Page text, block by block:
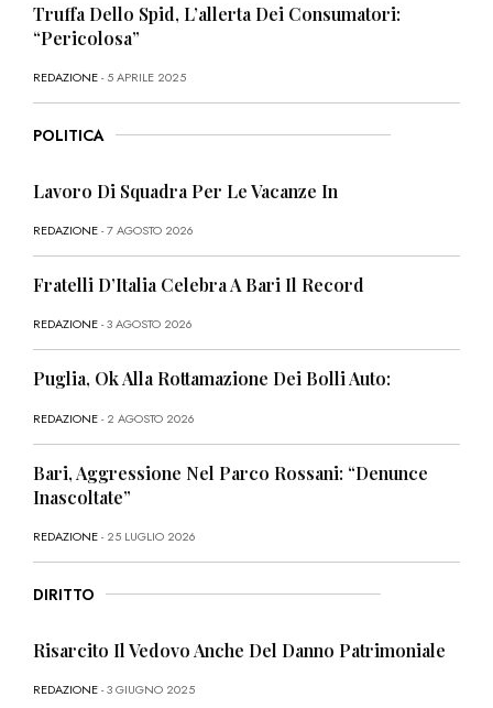
Truffa Dello Spid, L’allerta Dei Consumatori:
“Pericolosa”
REDAZIONE- 5 APRILE 2025
POLITICA
Lavoro Di Squadra Per Le Vacanze In
REDAZIONE- 7 AGOSTO 2026
Fratelli D’Italia Celebra A Bari Il Record
REDAZIONE- 3 AGOSTO 2026
Puglia, Ok Alla Rottamazione Dei Bolli Auto:
REDAZIONE- 2 AGOSTO 2026
Bari, Aggressione Nel Parco Rossani: “Denunce
Inascoltate”
REDAZIONE- 25 LUGLIO 2026
DIRITTO
Risarcito Il Vedovo Anche Del Danno Patrimoniale
REDAZIONE- 3 GIUGNO 2025